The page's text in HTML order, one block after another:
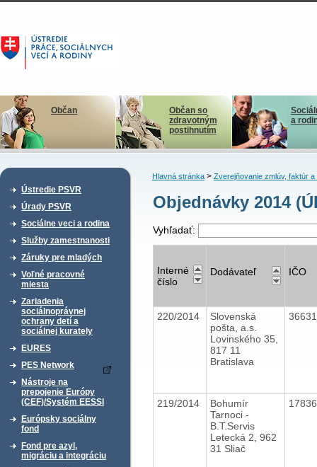
Občan
Občan so
zdravotným
postihnutím
a
Ústredie PSVR
Úrady PSVR
Sociálne veci a rodina
Služby zamestnanosti
Záruky pre mladých
Voľné pracovné
miesta
Zariadenia
sociálnoprávnej
ochrany detí a
sociálnej kurately
EURES
PES Network
Nástroje na
prepojenie Európy
(CEF)/Systém EESSI
Európsky sociálny
fond
Fond pre azyl,
migráciu a integráciu
Hlavná stránka> Zverejňovanie zmlúv, faktúr a
Objednávky 2014
Vyhľadať:
Interné
číslo
Dodávateľ IČO
220/2014
Slovenská
pošta, a.s.
Lovinského 35,
817 11
Bratislava
219/2014
Bohumír
Tarnoci -
B.T.Servis
Letecká 2, 962
31 Sliač